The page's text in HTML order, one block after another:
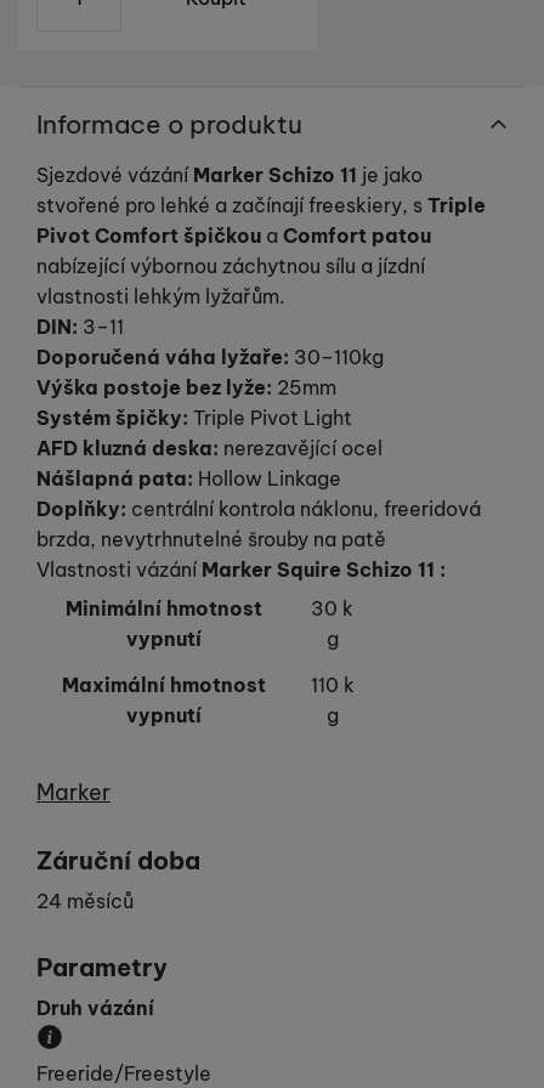
návštěv a zdroje návštěv našich internetových stránek. Data
reklamou
abychom vám mohli zobrazit vhodné obsahy nebo reklamy jak
Informace o produktu
Sjezdové vázání Marker Schizo 11 je jako
stvořené pro lehké a začínají freeskiery, s Triple
Pivot Comfort špičkou a Comfort patou
nabízející výbornou záchytnou sílu a jízdní
vlastnosti lehkým lyžařům.
DIN: 3–11
Doporučená váha lyžaře: 30–110kg
Výška postoje bez lyže: 25mm
Systém špičky: Triple Pivot Light
AFD kluzná deska: nerezavějící ocel
Nášlapná pata: Hollow Linkage
Doplňky: centrální kontrola náklonu, freeridová
brzda, nevytrhnutelné šrouby na patě
Vlastnosti vázání Marker Squire Schizo 11 :
Minimální hmotnost
vypnutí
30 k
g
Maximální hmotnost
vypnutí
110 k
g
Výrobce
Marker
Záruční doba
24 měsíců
Parametry
Druh vázání
Doporučené použití vázání.
Freeride/Freestyle